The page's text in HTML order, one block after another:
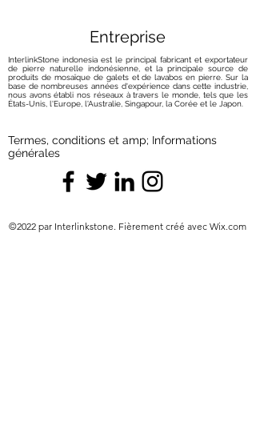
Entreprise
InterlinkStone indonesia est le principal fabricant et exportateur
de pierre naturelle indonésienne, et la principale source de
produits de mosaïque de galets et de lavabos en pierre. Sur la
base de nombreuses années d'expérience dans cette industrie,
nous avons établi nos réseaux à travers le monde, tels que les
États-Unis, l'Europe, l'Australie, Singapour, la Corée et le Japon.
Termes, conditions et amp; Informations
générales
©2022 par Interlinkstone. Fièrement créé avec Wix.com